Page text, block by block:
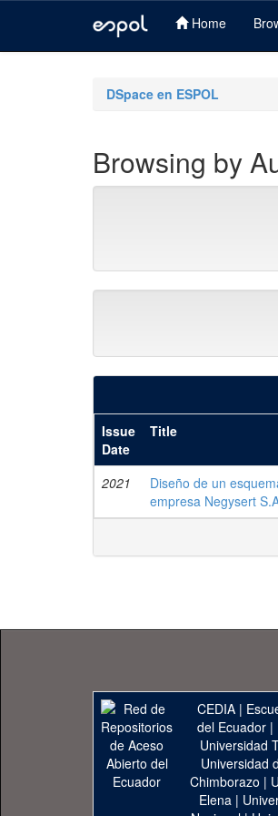
Home
DSpace en ESPOL
Browsing by
Issue
Date
Title
2021
Diseño de un
empresa Negysert
CEDIA |
del Ecuador|
Universidad
Universidad
Chimborazo |
Elena |